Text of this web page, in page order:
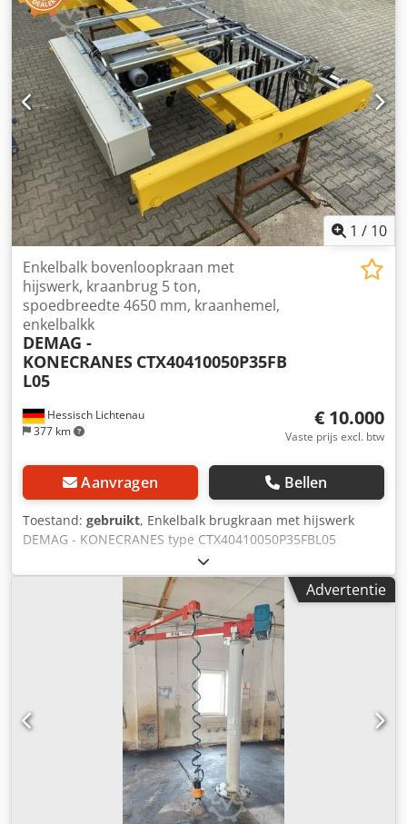
Rijmotor: ja -Zwenkmotor: ja -Uitsteeklengte: 4480 mm -
Totale hoogte: 5060 mm -Haakhoogte: 5040 mm -
Zwenkbereik: 360° -Transportafmetingen:
1200/5500/H2260 mm -Eigen gewicht: 1850 kg
1 / 10
Hessisch Lichtenau
377 km
Enkelbalk bovenloopkraan met
hijswerk, kraanbrug 5 ton,
spoedbreedte 4650 mm, kraanhemel,
enkelbalkk
DEMAG -
KONECRANES CTX40410050P35FB
L05
€ 10.000
Vaste prijs excl. btw
Aanvragen Bellen
Toestand: gebruikt, Enkelbalk brugkraan met hijswerk
DEMAG - KONECRANES type CTX40410050P35FBL05
Brugkraan fabrieksnummer 281322/5, bouwjaar 2004
Hefvermogen 5 ton Overspanning, spoorbreedte (as-as
wiel) 4650 mm Loopwieldiameter ca. 140 mm
Loopwielloopvlakbreedte 60 mm voor railbreedte 50 mm T-
profielbalk hoogte 320 x breedte 300 mm Kopbalklengte
2425 mm (+ stootrubbers ieder 60 mm) Hijswerk DEMAG -
KONECRANES type ZXT40410050P35FBL0F Hijswerk
fabrieksnummer H0427815, bouwjaar 2004 Csdozd Urtjpfx
Alxeha Heflast 5 ton Takkeling 4/1 Kabeldiameter 8 mm
Haakslag 6 meter Hoofdhijs-snelheid 5,0 m/min. Fijnhijs-
snelheid 0,83 m/min. Classificatie groep M5 Bouwhoogte
bovenkant T-profiel tot onderkant kraanhaak ca. 1100 mm
Kattenloopwerk snelheid 0 tot 20 m/min. Kraansnelheid 0
tot 30 m/min. Netspanning 400 Volt, 50 Hz - Bedieningskast
Advertentie